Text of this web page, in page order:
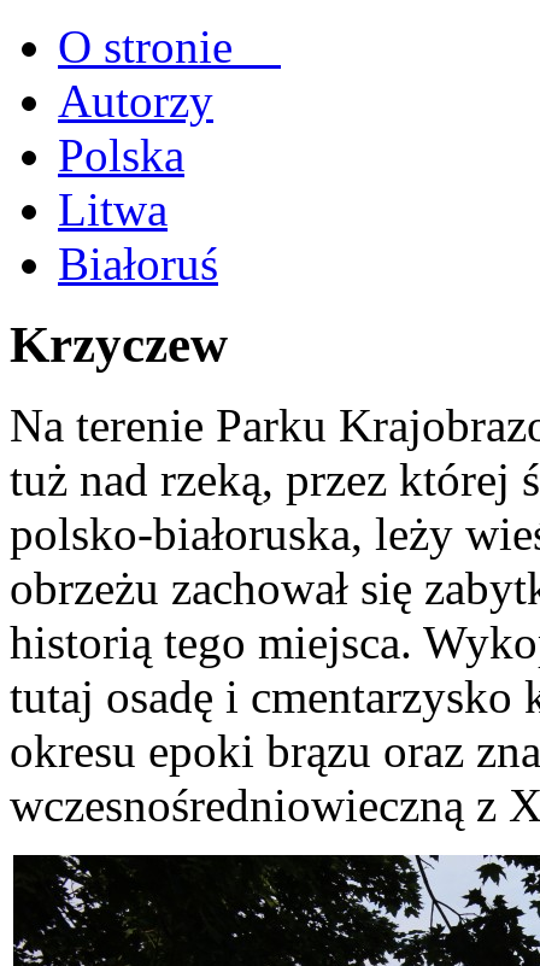
O stronie
Autorzy
Polska
Litwa
Białoruś
Krzyczew
Na terenie Parku
tuż nad rzeką, przez której
polsko-białoruska, leży
obrzeżu zachował się
historią tego miejsca.
tutaj osadę i
okresu epoki brązu oraz
wczesnośredniowieczną